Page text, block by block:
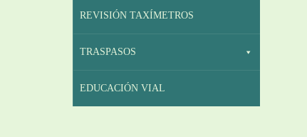
REVISIÓN TAXÍMETROS
TRASPASOS
EDUCACIÓN VIAL